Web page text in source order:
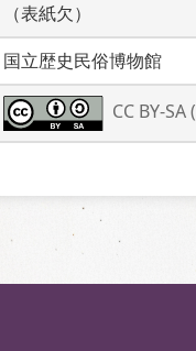
（表紙欠）
国立歴史民俗博物館
CC BY-